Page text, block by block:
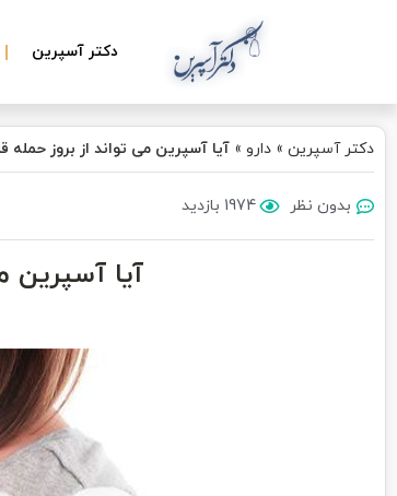
دکتر آسپرین
دکتر آسپرین » دارو » آیا آسپرین می تواند از بروز حمله
بدون نظر 1974 بازدید
آیا آسپرین